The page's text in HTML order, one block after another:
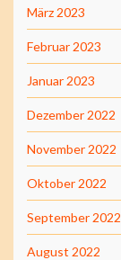
März 2023
Februar 2023
Januar 2023
Dezember 2022
November 2022
Oktober 2022
September 2022
August 2022